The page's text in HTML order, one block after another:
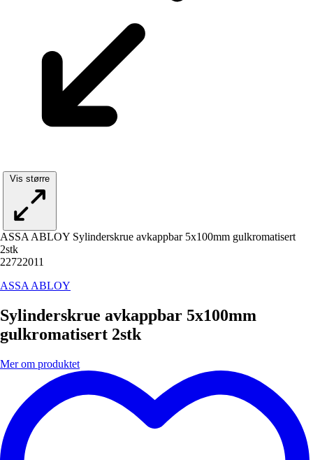
Vis større
ASSA ABLOY Sylinderskrue avkappbar 5x100mm gulkromatisert
2stk
22722011
ASSA ABLOY
Sylinderskrue avkappbar 5x100mm
gulkromatisert 2stk
Mer om produktet